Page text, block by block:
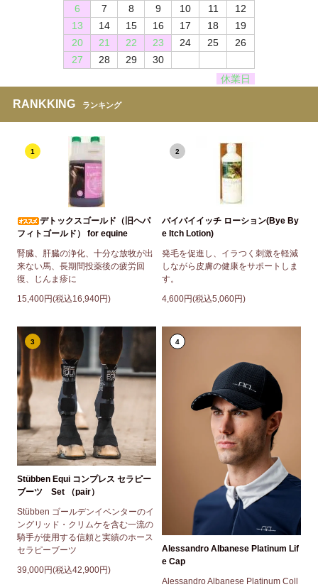
6
7 8 9 10 11
12
13
14 15 16 17 18
19
20
21 22 23 24 25
26
27
28 29
30
休業日
RANKKING ランキング
1
デトックスゴールド（旧ヘパ
フィトゴールド） for equine
腎臓、肝臓の浄化、十分な放牧が出
来ない馬、長期間投薬後の疲労回
復、じんま疹に
15,400円(税込16,940円)
2
バイバイイッチ ローション(Bye By
e Itch Lotion)
発毛を促進し、イラつく刺激を軽減
しながら皮膚の健康をサポートしま
す。
4,600円(税込5,060円)
3
Stübben Equi コンプレス セラピー
ブーツ Set （pair）
Stübben ゴールデンイベンターのイ
ングリッド・クリムケを含む一流の
騎手が使用する信頼と実績のホース
セラピーブーツ
39,000円(税込42,900円)
4
Alessandro Albanese Platinum Lif
e Cap
Alessandro Albanese Platinum Coll